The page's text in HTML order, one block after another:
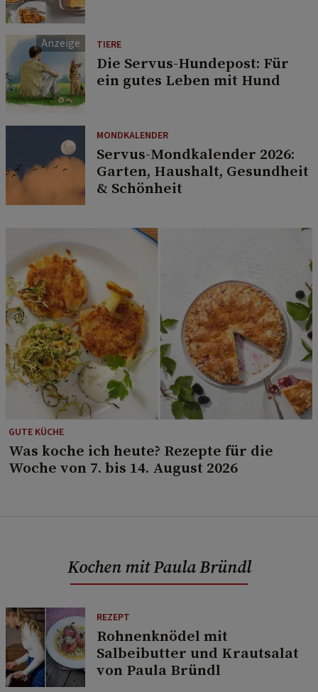
TIERE
Die Servus-Hundepost: Für
ein gutes Leben mit Hund
MONDKALENDER
Servus-Mondkalender 2026:
Garten, Haushalt, Gesundheit
& Schönheit
GUTE KÜCHE
Was koche ich heute? Rezepte für die
Woche von 7. bis 14. August 2026
Kochen mit Paula Bründl
REZEPT
Rohnenknödel mit
Salbeibutter und Krautsalat
von Paula Bründl